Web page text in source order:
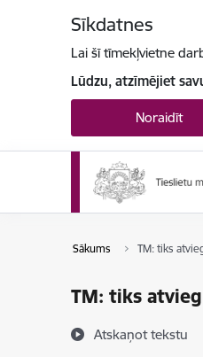
Sīkdatnes
Lai šī tīmekļvietne
Lūdzu, atzīmējiet
Noraidīt
Sākums TM: tiks
TM: tiks
Atskaņot tekstu